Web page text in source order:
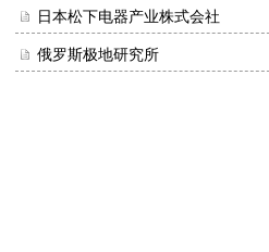
日本松下电器产业株式会社
俄罗斯极地研究所